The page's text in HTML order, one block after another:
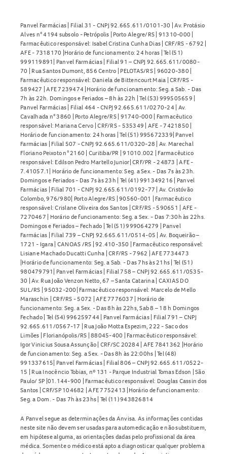
Em caso de dúvidas sobre como proceder, o paciente deve
entrar em contato com o médico ou farmacêutico.
Cuidados ao usar oMaleato de fluvoxamina 100mg
Durante o tratamento comMaleato de fluvoxamina
100mg, alguns cuidados importantes devem ser
observados.
Pacientes com histórico de pensamentos suicidas devem
ser cuidadosamente monitorados;
O uso em crianças e adolescentes é indicado apenas para
TOC acima de 8 anos;
Pacientes idosos devem ter acompanhamento médico
cuidadoso;
Pessoas com doenças hepáticas ou renais podem
necessitar de doses menores;
Pacientes com epilepsia devem utilizar o medicamento com
cautela;
O medicamento pode causar sonolência, tontura e prejuízo
da capacidade de reação;
Não é recomendado dirigir veículos ou operar máquinas
durante o tratamento;
A interrupção do tratamento deve ser gradual, conforme
orientação médica.
Também é importante informar ao médico qualquer
histórico de glaucoma, problemas cardíacos, distúrbios de
coagulação ou diabetes.
Interações medicamentosas comMaleato de
fluvoxamina 100mg
Maleato de fluvoxaminapode interagir com diversos
medicamentos e substâncias.
Panvel Farmácias | Filial 31 - CNPJ 92.665.611/0101-30 | Av. Protásio
Alves n° 4194 subsolo - Petrópolis | Porto Alegre/RS | 91310-000 |
Farmacêutico responsável: Isabel Cristina Cunha Dias | CRF/RS - 6792 |
AFE - 7318170 |Horário de funcionamento: 24 horas | Tel (51)
999119891| Panvel Farmácias | Filial 91 – CNPJ 92.665.611/0080-
70 | Rua Santos Dumont, 856 Centro | PELOTAS/RS | 96020-380 |
Farmacêutico responsável: Daniela de Bittencourt Maia | CRF/RS -
589427 | AFE 7239474 |Horário de funcionamento: Seg. a Sab. - Das
7h às 22h. Domingos e Feriados – 8h às 22h | Tel (53) 999505659 |
Panvel Farmácias | Filial 464 - CNPJ 92.665.611/0270-24 | Av.
Cavalhada n° 3860 | Porto Alegre/RS | 91740-000 | Farmacêutico
responsável: Mariana Cervo | CRF/RS - 535349 | AFE - 7421850 |
Horário de funcionamento: 24 horas | Tel (51) 995672339| Panvel
Farmácias | Filial 507 - CNPJ 92.665.611/0320-28 | Av. Marechal
Floriano Peixoto n° 2160 | Curitiba/PR | 91010.002 | Farmacêutico
responsável: Edilson Pedro Martello Junior| CRF/PR - 24873 | AFE -
7.41057.1| Horário de funcionamento: Seg. a Sex. - Das 7s às 23h.
Domingos e Feriados - Das 7s às 23h | Tel (41) 991349216 | Panvel
Farmácias | Filial 701 - CNPJ 92.665.611/0192-77 | Av. Cristóvão
Colombo, 976/980| Porto Alegre/RS | 90560-001 | Farmacêutico
responsável: Crislane Oliveira dos Santos | CRF/RS - 590651 | AFE -
7270467 | Horário de funcionamento: Seg. a Sex. - Das 7:30h às 22hs.
Domingos e Feriados – Fechado | Tel (51) 999064279 | Panvel
Farmácias | Filial 739 – CNPJ 92.665.611/0514-05 | Av. Boqueirão –
1721 - Igara | CANOAS /RS | 92.410-350 | Farmacêutico responsável:
Lisiane Machado Ducatti Cunha | CRF/RS - 7962 | AFE 7734473
|Horário de funcionamento: Seg. a Sab. - Das 7hs às 21hs | Tel (51)
980479791| Panvel Farmácias | Filial 758 – CNPJ 92.665.611/0535-
30 | Av. Rua João Venzon Netto, 67 – Santa Catarina | CAXIAS DO
SUL/RS | 95032-200| Farmacêutico responsável: Marcelo de Mello
Maraschin | CRF/RS - 5072 | AFE 7776037 | Horário de
funcionamento: Seg. a Sex. - Das 8h às 22hs, Sab 8 – 18 h Domingos
Fechado | Tel (54) 996259744 | Panvel Farmácias | Filial 791 – CNPJ
92.665.611/0567-17 | Rua João Motta Espezim, 222 - Saco dos
Limões | Florianópolis/RS | 88045-400 | Farmacêutico responsável:
Igor Vinicius Sousa Assunção | CRF/SC 20284 | AFE 7841362 |Horário
de funcionamento: Seg. a Sex. - Das 8h às 22:00hs | Tel (48)
991337615| Panvel Farmácias | Filial 806 – CNPJ 92.665.611/0522-
15 | Rua Inocêncio Tobias, nº 131 - Parque Industrial Tomas Edson | São
Paulo/ SP |01.144-900 | Farmacêutico responsável: Douglas Cassin dos
Santos | CRF/SP 104682 | AFE 7752413 |Horário de funcionamento:
Seg. a Dom. - Das 7h às 23hs | Tel (11) 943826814
A Panvel segue as determinações da Anvisa. As informações contidas
neste site não devem ser usadas para automedicação e não substituem,
em hipótese alguma, as orientações dadas pelo profissional da área
médica. Somente o médico está apto a diagnosticar qualquer problema